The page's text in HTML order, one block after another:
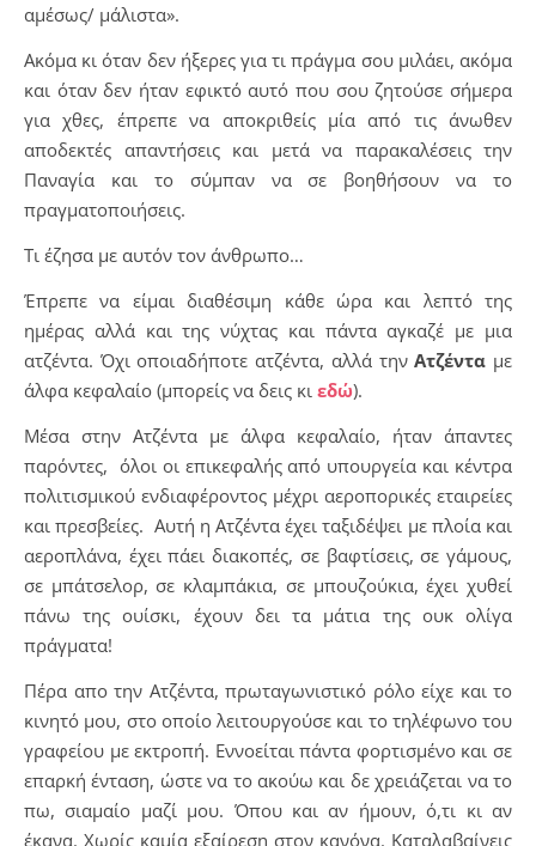
αμέσως/ μάλιστα».
Ακόμα κι όταν δεν ήξερες για τι πράγμα σου μιλάει, ακόμα
και όταν δεν ήταν εφικτό αυτό που σου ζητούσε σήμερα
για χθες, έπρεπε να αποκριθείς μία από τις άνωθεν
αποδεκτές απαντήσεις και μετά να παρακαλέσεις την
Παναγία και το σύμπαν να σε βοηθήσουν να το
πραγματοποιήσεις.
Τι έζησα με αυτόν τον άνθρωπο…
Έπρεπε να είμαι διαθέσιμη κάθε ώρα και λεπτό της
ημέρας αλλά και της νύχτας και πάντα αγκαζέ με μια
ατζέντα. Όχι οποιαδήποτε ατζέντα, αλλά τηνΑτζέντα με
άλφα κεφαλαίο (μπορείς να δεις κι εδώ).
Μέσα στην Ατζέντα με άλφα κεφαλαίο, ήταν άπαντες
παρόντες, όλοι οι επικεφαλής από υπουργεία και κέντρα
πολιτισμικού ενδιαφέροντος μέχρι αεροπορικές εταιρείες
και πρεσβείες. Αυτή η Ατζέντα έχει ταξιδέψει με πλοία και
αεροπλάνα, έχει πάει διακοπές, σε βαφτίσεις, σε γάμους,
σε μπάτσελορ, σε κλαμπάκια, σε μπουζούκια, έχει χυθεί
πάνω της ουίσκι, έχουν δει τα μάτια της ουκ ολίγα
πράγματα!
Πέρα απο την Ατζέντα, πρωταγωνιστικό ρόλο είχε και το
κινητό μου, στο οποίο λειτουργούσε και το τηλέφωνο του
γραφείου με εκτροπή. Εννοείται πάντα φορτισμένο και σε
επαρκή ένταση, ώστε να το ακούω και δε χρειάζεται να το
πω, σιαμαίο μαζί μου. Όπου και αν ήμουν, ό,τι κι αν
έκανα. Χωρίς καμία εξαίρεση στον κανόνα. Καταλαβαίνεις